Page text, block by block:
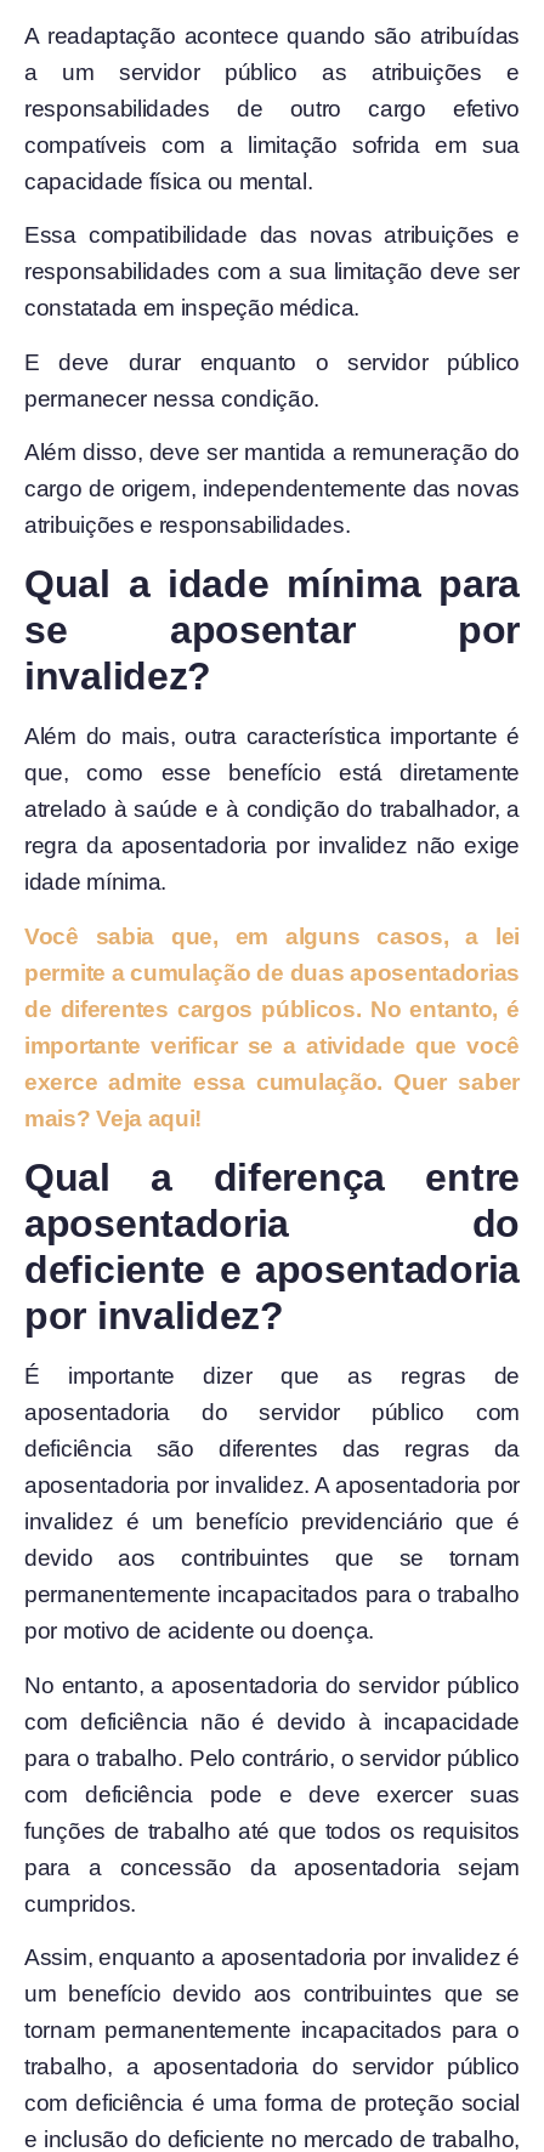
A readaptação acontece quando são atribuídas
a um servidor público as atribuições e
responsabilidades de outro cargo efetivo
compatíveis com a limitação sofrida em sua
capacidade física ou mental.
Essa compatibilidade das novas atribuições e
responsabilidades com a sua limitação deve ser
constatada em inspeção médica.
E deve durar enquanto o servidor público
permanecer nessa condição.
Além disso, deve ser mantida a remuneração do
cargo de origem, independentemente das novas
atribuições e responsabilidades.
Qual a idade mínima para
se aposentar por
invalidez?
Além do mais, outra característica importante é
que, como esse benefício está diretamente
atrelado à saúde e à condição do trabalhador, a
regra da aposentadoria por invalidez não exige
idade mínima.
Você sabia que, em alguns casos, a lei
permite a cumulação de duas aposentadorias
de diferentes cargos públicos. No entanto, é
importante verificar se a atividade que você
exerce admite essa cumulação. Quer saber
mais? Veja aqui!
Qual a diferença entre
aposentadoria do
deficiente e aposentadoria
por invalidez?
É importante dizer que as regras de
aposentadoria do servidor público com
deficiência são diferentes das regras da
aposentadoria por invalidez. A aposentadoria por
invalidez é um benefício previdenciário que é
devido aos contribuintes que se tornam
permanentemente incapacitados para o trabalho
por motivo de acidente ou doença.
No entanto, a aposentadoria do servidor público
com deficiência não é devido à incapacidade
para o trabalho. Pelo contrário, o servidor público
com deficiência pode e deve exercer suas
funções de trabalho até que todos os requisitos
para a concessão da aposentadoria sejam
cumpridos.
Assim, enquanto a aposentadoria por invalidez é
um benefício devido aos contribuintes que se
tornam permanentemente incapacitados para o
trabalho, a aposentadoria do servidor público
com deficiência é uma forma de proteção social
e inclusão do deficiente no mercado de trabalho,